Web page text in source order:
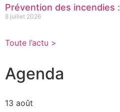
Prévention des incendies :
8 juillet 2026
Toute l’actu >
Agenda
13 août